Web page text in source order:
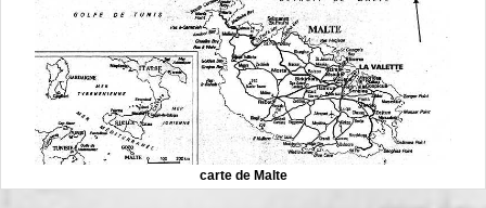
carte de Malte